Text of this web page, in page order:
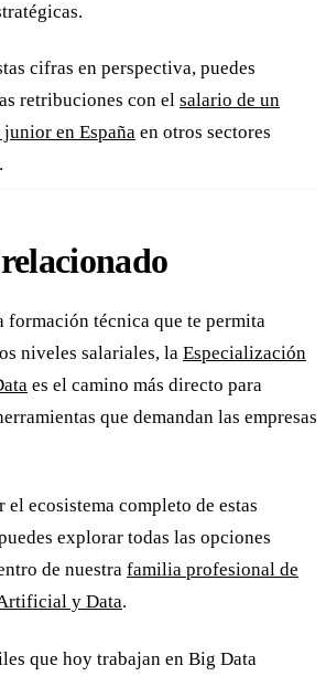
cifras en perspectiva, puedes
retribuciones con el salario de un
en España en otros sectores
formación técnica que te permita
niveles salariales, la Especialización
es el camino más directo para
que demandan las empresas
el ecosistema completo de estas
explorar todas las opciones
de nuestra familia profesional de
y Data.
que hoy trabajan en Big Data